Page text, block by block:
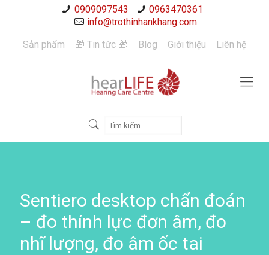
0909097543
0963470361
info@trothinhankhang.com
Sản phẩm
🎁 Tin tức 🎁 Blog Giới thiệu Liên hệ
Sentiero desktop chẩn đoán
– đo thính lực đơn âm, đo
nhĩ lượng, đo âm ốc tai